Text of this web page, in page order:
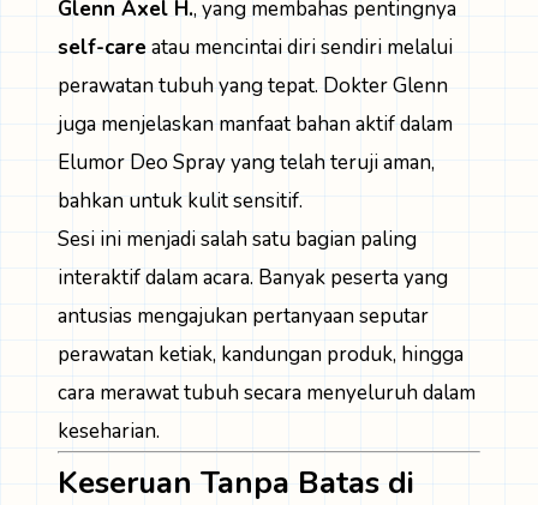
Glenn Axel H., yang membahas pentingnya
self-care atau mencintai diri sendiri melalui
perawatan tubuh yang tepat. Dokter Glenn
juga menjelaskan manfaat bahan aktif dalam
Elumor Deo Spray yang telah teruji aman,
bahkan untuk kulit sensitif.
Sesi ini menjadi salah satu bagian paling
interaktif dalam acara. Banyak peserta yang
antusias mengajukan pertanyaan seputar
perawatan ketiak, kandungan produk, hingga
cara merawat tubuh secara menyeluruh dalam
keseharian.
Keseruan Tanpa Batas di